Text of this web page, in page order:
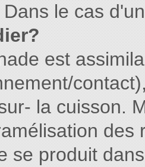
le cas
est
la cuisson.
des
se produit